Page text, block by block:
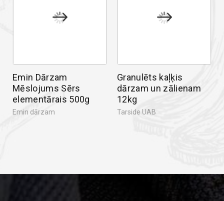
Emin Dārzam
Mēslojums Sērs
elementārais 500g
Emin dārzam
Granulēts kaļķis
dārzam un zālienam
12kg
Tarside UAB